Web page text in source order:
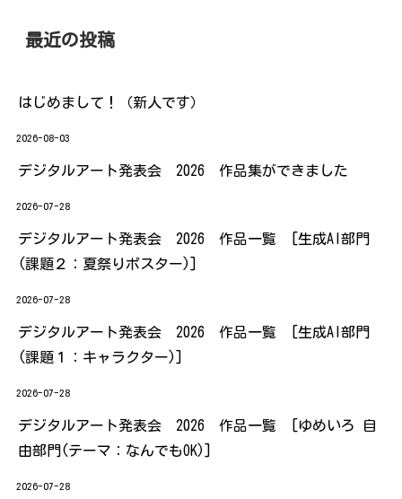
最近の投稿
はじめまして！（新人です）
2026-08-03
デジタルアート発表会 2026 作品集ができました
2026-07-28
デジタルアート発表会 2026 作品一覧 [生成AI部門
(課題２：夏祭りポスター)]
2026-07-28
デジタルアート発表会 2026 作品一覧 [生成AI部門
(課題１：キャラクター)]
2026-07-28
デジタルアート発表会 2026 作品一覧 [ゆめいろ 自
由部門(テーマ：なんでもOK)]
2026-07-28